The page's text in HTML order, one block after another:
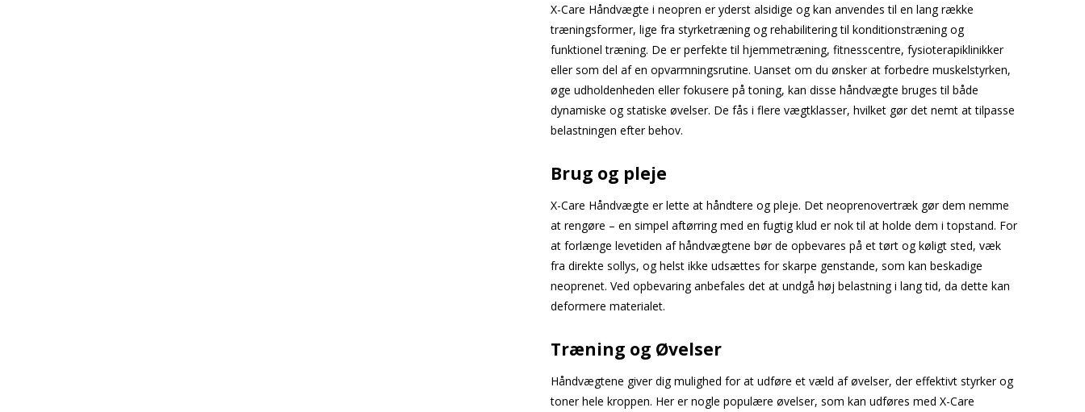
X-Care Håndvægte i neopren er yderst alsidige og kan anvendes til en lang række
træningsformer, lige fra styrketræning og rehabilitering til konditionstræning og
funktionel træning. De er perfekte til hjemmetræning, fitnesscentre, fysioterapiklinikker
eller som del af en opvarmningsrutine. Uanset om du ønsker at forbedre muskelstyrken,
øge udholdenheden eller fokusere på toning, kan disse håndvægte bruges til både
dynamiske og statiske øvelser. De fås i flere vægtklasser, hvilket gør det nemt at tilpasse
belastningen efter behov.
Brug og pleje
X-Care Håndvægte er lette at håndtere og pleje. Det neoprenovertræk gør dem nemme
at rengøre – en simpel aftørring med en fugtig klud er nok til at holde dem i topstand. For
at forlænge levetiden af håndvægtene bør de opbevares på et tørt og køligt sted, væk
fra direkte sollys, og helst ikke udsættes for skarpe genstande, som kan beskadige
neoprenet. Ved opbevaring anbefales det at undgå høj belastning i lang tid, da dette kan
deformere materialet.
Træning og Øvelser
Håndvægtene giver dig mulighed for at udføre et væld af øvelser, der effektivt styrker og
toner hele kroppen. Her er nogle populære øvelser, som kan udføres med X-Care